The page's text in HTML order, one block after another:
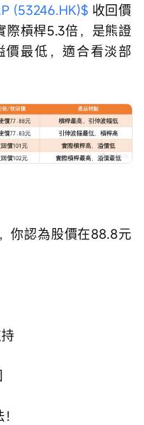
(53246.HK)$ 收回價
際槓桿5.3倍，是熊證
價最低，適合看淡部
你認為股價在88.8元